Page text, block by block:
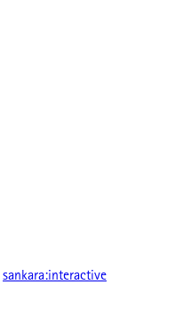
sankara:interactive